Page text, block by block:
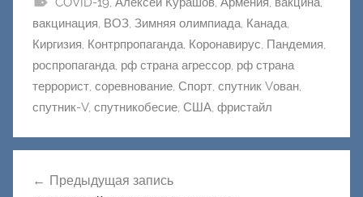
вакцинация, ВОЗ, Зимняя олимпиада, Канада,
Киргизия, Контрпропаганда, Коронавирус, Пандемия,
роспропаганда, рф страна агрессор, рф страна
террорист, соревнование, Спорт, спутник Vован,
спутник-V, спутникобесие, США, фристайл
Предыдущая запись